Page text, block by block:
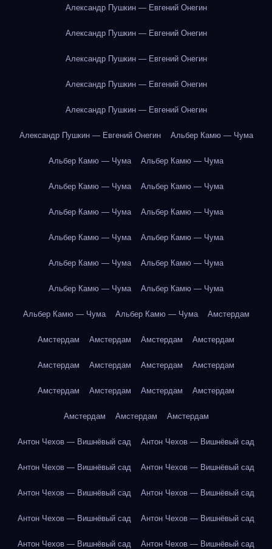
Александр Пушкин — Евгений Онегин
Александр Пушкин — Евгений Онегин
Александр Пушкин — Евгений Онегин
Александр Пушкин — Евгений Онегин
Александр Пушкин — Евгений Онегин
Александр Пушкин — Евгений Онегин Альбер Камю — Чума
Альбер Камю — Чума Альбер Камю — Чума
Альбер Камю — Чума Альбер Камю — Чума
Альбер Камю — Чума Альбер Камю — Чума
Альбер Камю — Чума Альбер Камю — Чума
Альбер Камю — Чума Альбер Камю — Чума
Альбер Камю — Чума Альбер Камю — Чума
Альбер Камю — Чума Альбер Камю — Чума Амстердам
Амстердам Амстердам Амстердам Амстердам
Амстердам Амстердам Амстердам Амстердам
Амстердам Амстердам Амстердам Амстердам
Амстердам Амстердам Амстердам
Антон Чехов — Вишнёвый сад Антон Чехов — Вишнёвый сад
Антон Чехов — Вишнёвый сад Антон Чехов — Вишнёвый сад
Антон Чехов — Вишнёвый сад Антон Чехов — Вишнёвый сад
Антон Чехов — Вишнёвый сад Антон Чехов — Вишнёвый сад
Антон Чехов — Вишнёвый сад Антон Чехов — Вишнёвый сад